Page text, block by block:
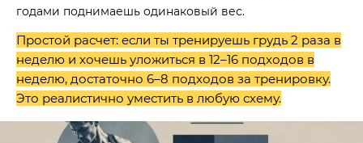
годами поднимаешь одинаковый вес.
Простой расчет: если ты тренируешь грудь 2 раза в
неделю и хочешь уложиться в 12–16 подходов в
неделю, достаточно 6–8 подходов за тренировку.
Это реалистично уместить в любую схему.